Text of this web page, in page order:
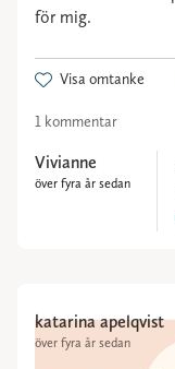
för mig.
Visa omtanke
1 kommentar
Vivianne
över fyra år sedan
katarina apelqvist
över fyra år sedan